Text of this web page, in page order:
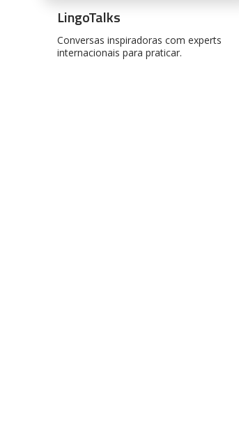
LingoTalks
Conversas inspiradoras com experts
internacionais para praticar.